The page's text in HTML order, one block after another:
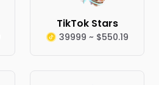
TikTok Stars
39999 ~ $550.19